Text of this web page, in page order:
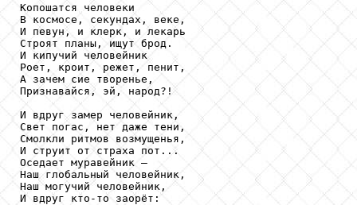
Копошатся человеки
В космосе, секундах, веке,
И певун, и клерк, и лекарь
Строят планы, ищут брод.
И кипучий человейник
Роет, кроит, режет, пенит,
А зачем сие творенье,
Признавайся, эй, народ?!
И вдруг замер человейник,
Свет погас, нет даже тени,
Смолкли ритмов возмущенья,
И струит от страха пот...
Оседает муравейник –
Наш глобальный человейник,
Наш могучий человейник,
И вдруг кто-то заорёт: